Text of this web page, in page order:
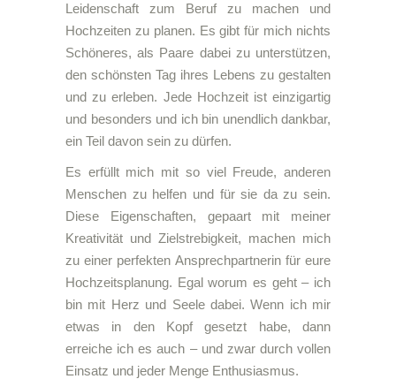
Leidenschaft zum Beruf zu machen und
Hochzeiten zu planen. Es gibt für mich nichts
Schöneres, als Paare dabei zu unterstützen,
den schönsten Tag ihres Lebens zu gestalten
und zu erleben. Jede Hochzeit ist einzigartig
und besonders und ich bin unendlich dankbar,
ein Teil davon sein zu dürfen.
Es erfüllt mich mit so viel Freude, anderen
Menschen zu helfen und für sie da zu sein.
Diese Eigenschaften, gepaart mit meiner
Kreativität und Zielstrebigkeit, machen mich
zu einer perfekten Ansprechpartnerin für eure
Hochzeitsplanung. Egal worum es geht – ich
bin mit Herz und Seele dabei. Wenn ich mir
etwas in den Kopf gesetzt habe, dann
erreiche ich es auch – und zwar durch vollen
Einsatz und jeder Menge Enthusiasmus.